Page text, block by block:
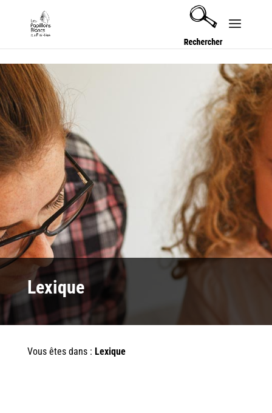
Security check failed
Lexique
Vous êtes dans : Lexique